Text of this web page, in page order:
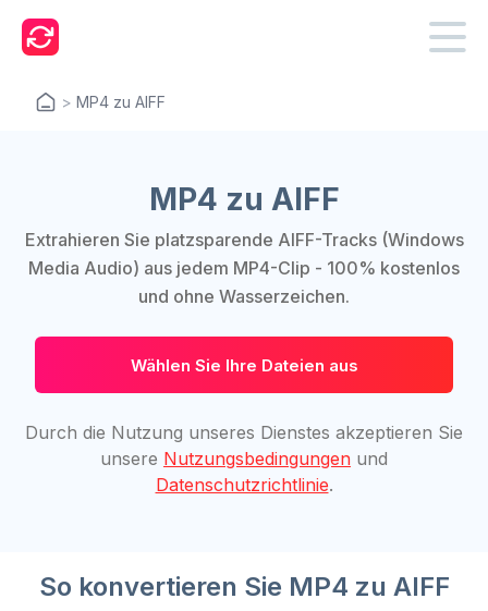
> MP4 zu AIFF
MP4 zu AIFF
Extrahieren Sie platzsparende AIFF-Tracks (Windows
Media Audio) aus jedem MP4-Clip - 100% kostenlos
und ohne Wasserzeichen.
Wählen Sie Ihre Dateien aus
Durch die Nutzung unseres Dienstes akzeptieren Sie
unsere Nutzungsbedingungen und
Datenschutzrichtlinie.
So konvertieren Sie MP4 zu AIFF